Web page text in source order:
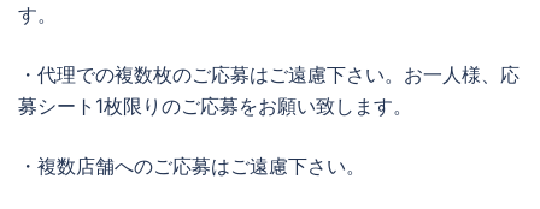
す。
・代理での複数枚のご応募はご遠慮下さい。お一人様、応
募シート1枚限りのご応募をお願い致します。
・複数店舗へのご応募はご遠慮下さい。